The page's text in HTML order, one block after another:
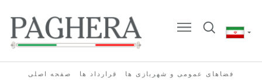
صفحه اصلی قرارداد ها فضاهای عمومی و شهربازی ها